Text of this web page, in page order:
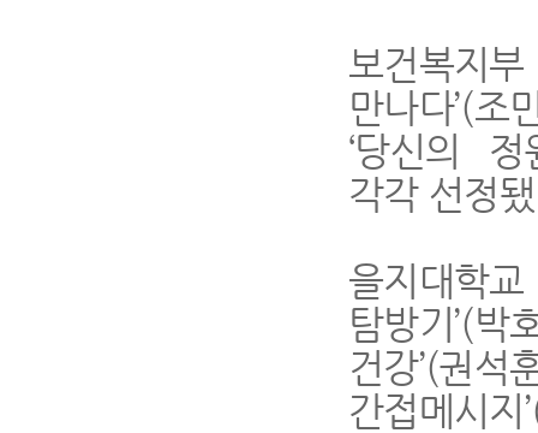
보건복지
만나다’(
‘당신의 정
각각 선정
을지대학
탐방기’(
건강’(권
간접메시지